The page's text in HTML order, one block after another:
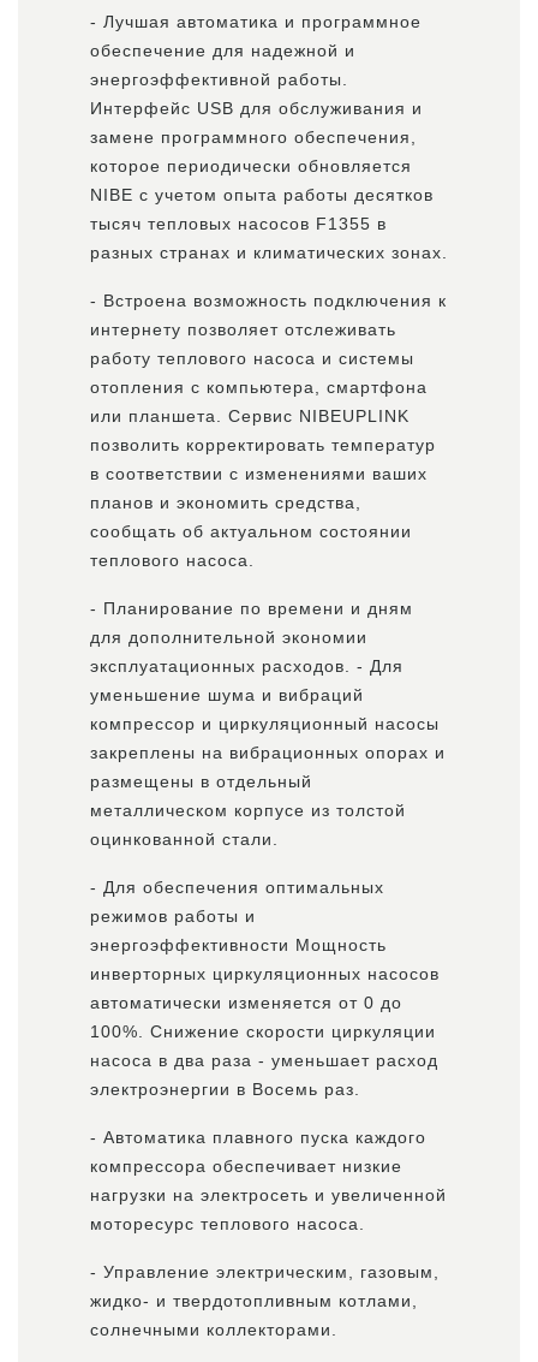
- Лучшая автоматика и программное
обеспечение для надежной и
энергоэффективной работы.
Интерфейс USB для обслуживания и
замене программного обеспечения,
которое периодически обновляется
NIBE с учетом опыта работы десятков
тысяч тепловых насосов F1355 в
разных странах и климатических зонах.
- Встроена возможность подключения к
интернету позволяет отслеживать
работу теплового насоса и системы
отопления с компьютера, смартфона
или планшета. Сервис NIBEUPLINK
позволить корректировать температур
в соответствии с изменениями ваших
планов и экономить средства,
сообщать об актуальном состоянии
теплового насоса.
- Планирование по времени и дням
для дополнительной экономии
эксплуатационных расходов. - Для
уменьшение шума и вибраций
компрессор и циркуляционный насосы
закреплены на вибрационных опорах и
размещены в отдельный
металлическом корпусе из толстой
оцинкованной стали.
- Для обеспечения оптимальных
режимов работы и
энергоэффективности Мощность
инверторных циркуляционных насосов
автоматически изменяется от 0 до
100%. Снижение скорости циркуляции
насоса в два раза - уменьшает расход
электроэнергии в Восемь раз.
- Автоматика плавного пуска каждого
компрессора обеспечивает низкие
нагрузки на электросеть и увеличенной
моторесурс теплового насоса.
- Управление электрическим, газовым,
жидко- и твердотопливным котлами,
солнечными коллекторами.